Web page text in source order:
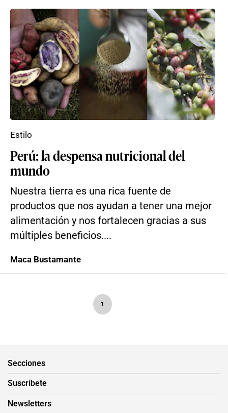
Perú: la despensa nutricional del
mundo
Nuestra tierra es una rica fuente de
productos que nos ayudan a tener una mejor
alimentación y nos fortalecen gracias a sus
múltiples beneficios....
Estilo
Maca Bustamante
1
Secciones
Suscríbete
Newsletters